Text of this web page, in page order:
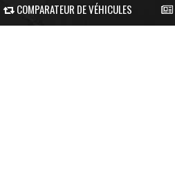
COMPARATEUR DE VÉHICULES